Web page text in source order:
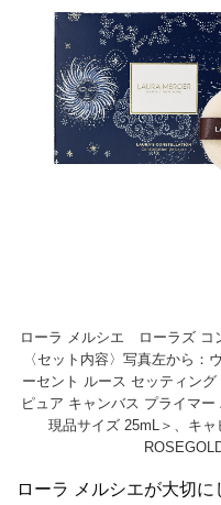
ローラ メルシエ ローラズ コ
〈セット内容〉写真左から：
ーセント ルース セッティング
ピュア キャンバス プライマ
現品サイズ 25mL＞、キ
ローラ メルシエが大切